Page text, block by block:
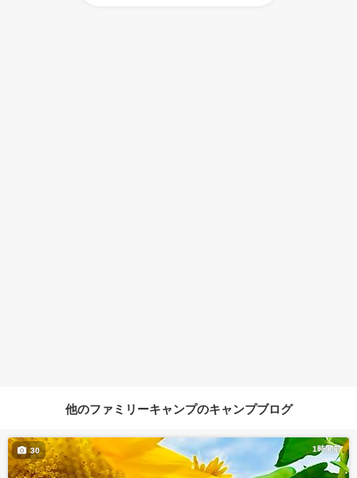
他のファミリーキャンプのキャンプブログ
1時間前
30